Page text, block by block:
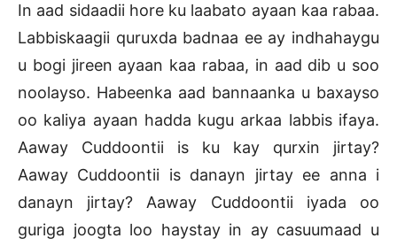
In aad sidaadii hore ku laabato ayaan kaa rabaa.
Labbiskaagii quruxda badnaa ee ay indhahaygu
u bogi jireen ayaan kaa rabaa, in aad dib u soo
noolayso. Habeenka aad bannaanka u baxayso
oo kaliya ayaan hadda kugu arkaa labbis ifaya.
Aaway Cuddoontii is ku kay qurxin jirtay?
Aaway Cuddoontii is danayn jirtay ee anna i
danayn jirtay? Aaway Cuddoontii iyada oo
guriga joogta loo haystay in ay casuumaad u